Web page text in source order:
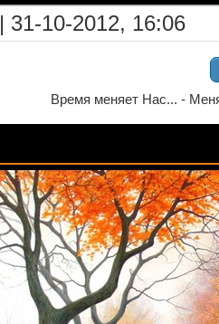
| 31-10-2012, 16:06
Время меняет Нас... -